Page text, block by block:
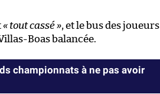
« tout cassé », et le bus des joueurs
Boas balancée.
championnats à ne pas avoir